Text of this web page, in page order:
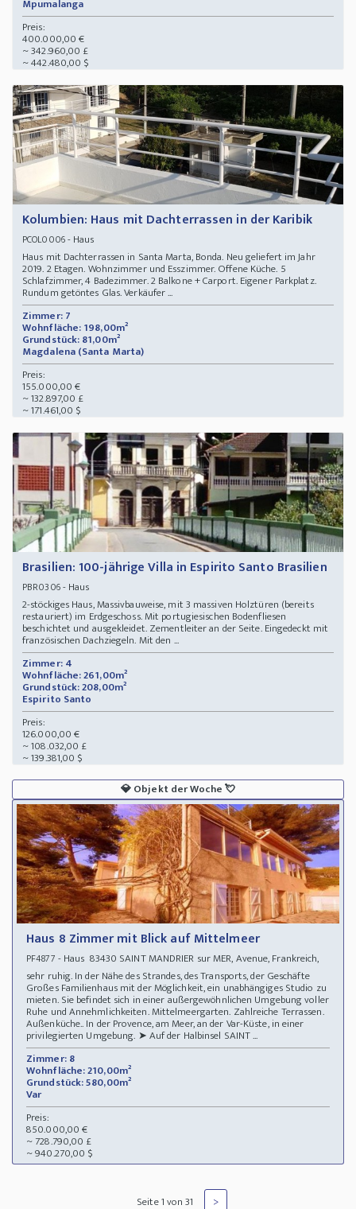
Mpumalanga
Preis:
400.000,00 €
~ 342.960,00 £
~ 442.480,00 $
Kolumbien: Haus mit Dachterrassen in der Karibik
PCOL0006- Haus
Haus mit Dachterrassen in Santa Marta, Bonda. Neu geliefert im Jahr
2019. 2 Etagen. Wohnzimmer und Esszimmer. Offene Küche. 5
Schlafzimmer, 4 Badezimmer. 2 Balkone + Carport. Eigener Parkplatz.
Rundum getöntes Glas. Verkäufer ...
Zimmer: 7
Wohnfläche: 198,00m²
Grundstück: 81,00m²
Magdalena (Santa Marta)
Preis:
155.000,00 €
~ 132.897,00 £
~ 171.461,00 $
Brasilien: 100-jährige Villa in Espirito Santo Brasilien
PBR0306- Haus
2-stöckiges Haus, Massivbauweise, mit 3 massiven Holztüren (bereits
restauriert) im Erdgeschoss. Mit portugiesischen Bodenfliesen
beschichtet und ausgekleidet. Zementleiter an der Seite. Eingedeckt mit
französischen Dachziegeln. Mit den ...
Zimmer: 4
Wohnfläche: 261,00m²
Grundstück: 208,00m²
Espirito Santo
Preis:
126.000,00 €
~ 108.032,00 £
~ 139.381,00 $
💎Objekt der Woche💘
Haus 8 Zimmer mit Blick auf Mittelmeer
PF4877 - Haus 83430 SAINT MANDRIER sur MER, Avenue, Frankreich,
sehr ruhig. In der Nähe des Strandes, des Transports, der Geschäfte
Großes Familienhaus mit der Möglichkeit, ein unabhängiges Studio zu
mieten. Sie befindet sich in einer außergewöhnlichen Umgebung voller
Ruhe und Annehmlichkeiten. Mittelmeergarten. Zahlreiche Terrassen.
Außenküche.. In der Provence, am Meer, an der Var-Küste, in einer
privilegierten Umgebung. ➤ Auf der Halbinsel SAINT ...
Zimmer: 8
Wohnfläche: 210,00m²
Grundstück: 580,00m²
Var
Preis:
850.000,00 €
~ 728.790,00 £
~ 940.270,00 $
Seite 1 von 31 >